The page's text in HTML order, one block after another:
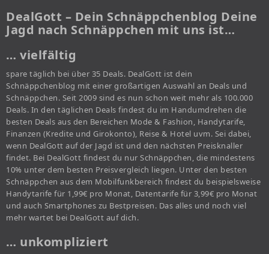
DealGott – Dein Schnäppchenblog Deine
Jagd nach Schnäppchen mit uns ist…
… vielfältig
spare täglich bei über 35 Deals. DealGott ist dein
Schnäppchenblog mit einer großartigen Auswahl an Deals und
Schnäppchen. Seit 2009 sind es nun schon weit mehr als 100.000
Deals. In den täglichen Deals findest du im Handumdrehen die
besten Deals aus den Bereichen Mode & Fashion, Handytarife,
Finanzen (Kredite und Girokonto), Reise & Hotel uvm. Sei dabei,
wenn DealGott auf der Jagd ist und den nächsten Preisknaller
findet. Bei DealGott findest du nur Schnäppchen, die mindestens
10% unter dem besten Preisvergleich liegen. Unter den besten
Schnäppchen aus dem Mobilfunkbereich findest du beispielsweise
Handytarife für 1,99€ pro Monat, Datentarife für 3,99€ pro Monat
und auch Smartphones zu Bestpreisen. Das alles und noch viel
mehr wartet bei DealGott auf dich.
… unkompliziert